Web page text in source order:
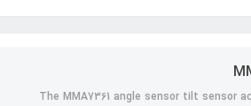
The MMA7361 angle sensor tilt sensor